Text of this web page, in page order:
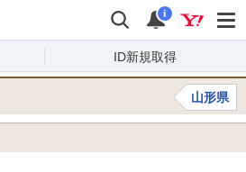
検索 通知
i
ID新規取得
山形県